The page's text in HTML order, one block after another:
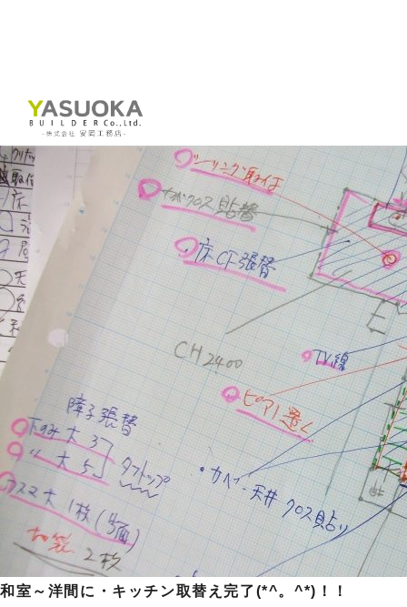
投稿者: 渡邊敏則
和室～洋間に・キッチン取替え完了(*^。^*)！！